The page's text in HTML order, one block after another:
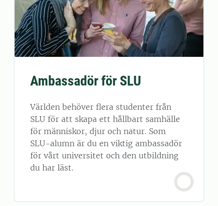
Ambassadör för SLU
Världen behöver flera studenter från
SLU för att skapa ett hållbart samhälle
för människor, djur och natur. Som
SLU-alumn är du en viktig ambassadör
för vårt universitet och den utbildning
du har läst.